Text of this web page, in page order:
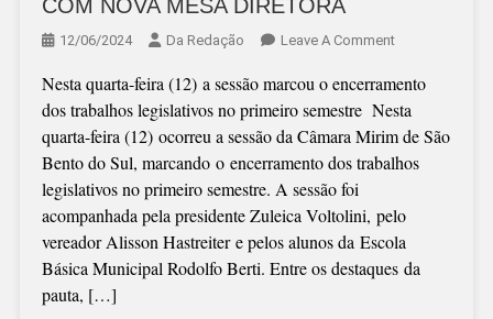
COM NOVA MESA DIRETORA
12/06/2024 Da Redação Leave A CommentOn
MIRINS
DE
SÃO
BENTO
NOVA
MESA
DIRETORA
Nesta quarta-feira (12) a sessão marcou o encerramento
dos trabalhos legislativos no primeiro semestre Nesta
quarta-feira (12) ocorreu a sessão da Câmara Mirim de São
Bento do Sul, marcando o encerramento dos trabalhos
legislativos no primeiro semestre. A sessão foi
acompanhada pela presidente Zuleica Voltolini, pelo
vereador Alisson Hastreiter e pelos alunos da Escola
Básica Municipal Rodolfo Berti. Entre os destaques da
pauta, […]